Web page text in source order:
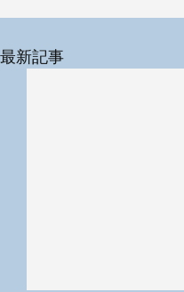
最新記事